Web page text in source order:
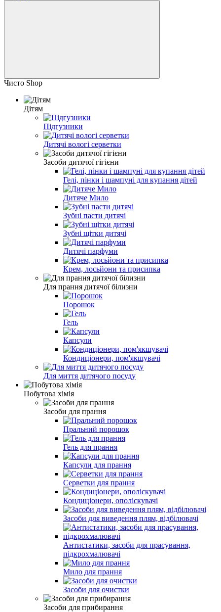
Чисто Shop
Дітям
Підгузники
Дитячі вологі серветки
Засоби дитячої гігієни
Гелі, пінки і шампуні для купання дітей
Дитяче Мило
Зубні пасти дитячі
Зубні щітки дитячі
Дитячі парфуми
Крем, лосьйони та присипка
Для прання дитячої білизни
Порошок
Гель
Капсули
Кондиціонери, пом'якшувачі
Для миття дитячого посуду
Побутова хімія
Засоби для прання
Пральний порошок
Гель для прання
Капсули для прання
Серветки для прання
Кондиціонери, ополіскувачі
Засоби для виведення плям, відбілювачі
Антистатики, засоби для прасування,
підкрохмалювачі
Мило для прання
Засоби для очистки
Засоби для прибирання